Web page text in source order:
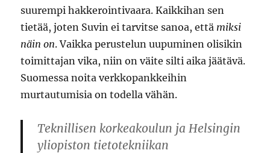
suurempi hakkerointivaara. Kaikkihan sen
tietää, joten Suvin ei tarvitse sanoa, että miksi
näin on. Vaikka perustelun uupuminen olisikin
toimittajan vika, niin on väite silti aika jäätävä.
Suomessa noita verkkopankkeihin
murtautumisia on todella vähän.
Teknillisen korkeakoulun ja Helsingin
yliopiston tietotekniikan